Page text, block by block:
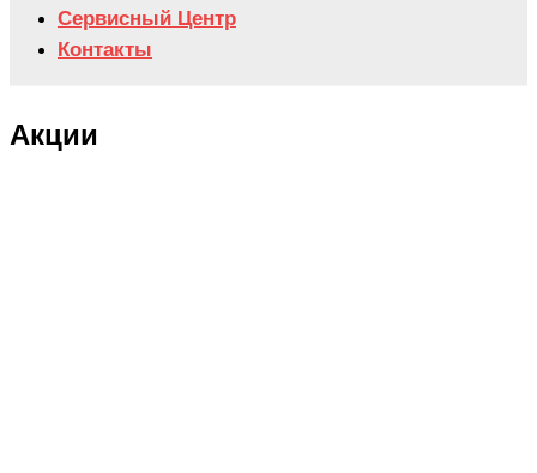
Сервисный Центр
Контакты
Акции